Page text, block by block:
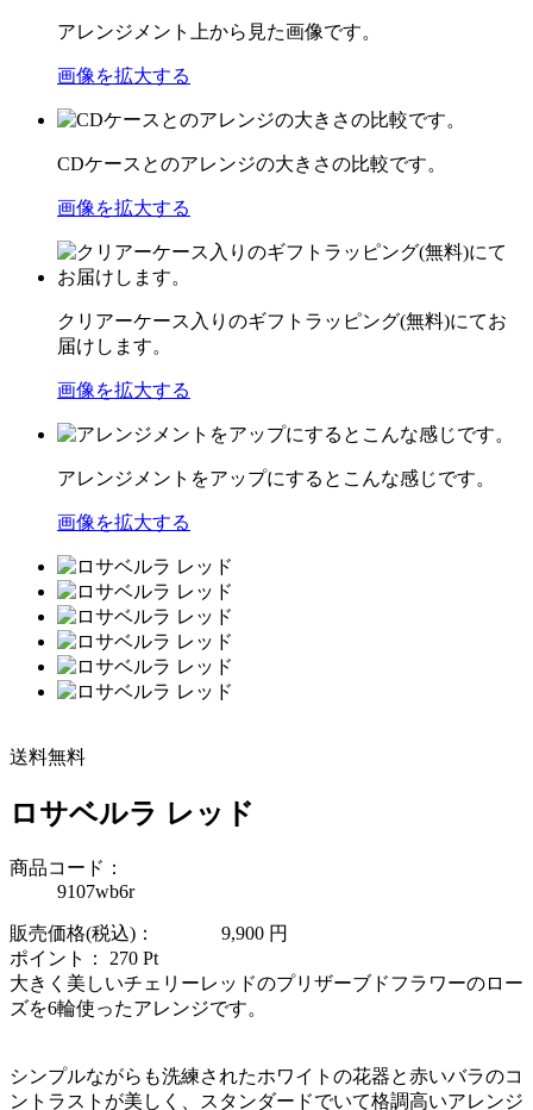
アレンジメント上から見た画像です。
画像を拡大する
CDケースとのアレンジの大きさの比較です。
画像を拡大する
クリアーケース入りのギフトラッピング(無料)にてお
届けします。
画像を拡大する
アレンジメントをアップにするとこんな感じです。
画像を拡大する
送料無料
ロサベルラ レッド
商品コード：
9107wb6r
販売価格(税込)： 9,900 円
ポイント： 270 Pt
大きく美しいチェリーレッドのプリザーブドフラワーのロー
ズを6輪使ったアレンジです。
シンプルながらも洗練されたホワイトの花器と赤いバラのコ
ントラストが美しく、スタンダードでいて格調高いアレンジ